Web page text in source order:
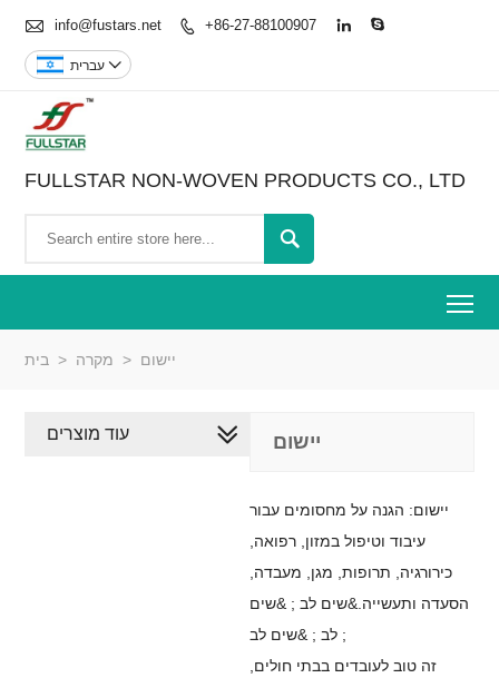
 info@fustars.net  +86-27-88100907  
עברית 
FULLSTAR NON-WOVEN PRODUCTS CO., LTD

בית > מקרה > יישום
יישום
יישום: הגנה על מחסומים עבור
עיבוד וטיפול במזון, רפואה,
כירורגיה, תרופות, מגן, מעבדה,
הסעדה ותעשייה.&שים לב ; &שים
לב ; &שים לב ;
זה טוב לעובדים בבתי חולים,
עוד מוצרים